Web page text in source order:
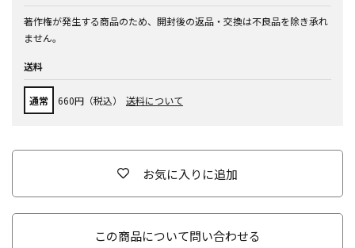
著作権が発生する商品のため、開封後の返品・交換は不良品を除き承れ
ません。
送料
通常 660円（税込） 送料について
お気に入りに追加
この商品について問い合わせる